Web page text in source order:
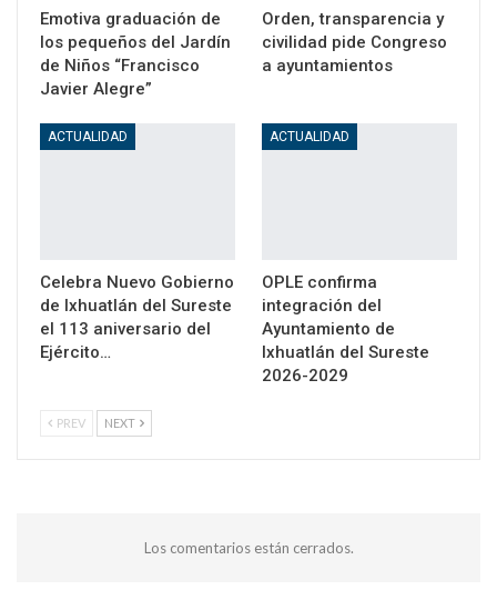
Emotiva graduación de
los pequeños del Jardín
de Niños “Francisco
Javier Alegre”
Orden, transparencia y
civilidad pide Congreso
a ayuntamientos
ACTUALIDAD
Celebra Nuevo Gobierno
de Ixhuatlán del Sureste
el 113 aniversario del
Ejército…
ACTUALIDAD
OPLE confirma
integración del
Ayuntamiento de
Ixhuatlán del Sureste
2026-2029
PREV NEXT
Los comentarios están cerrados.